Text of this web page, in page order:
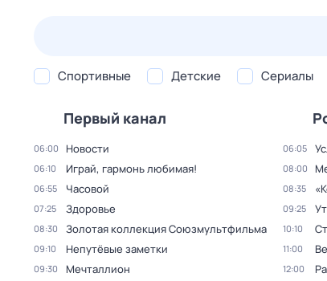
Спортивные Детские Сериалы
Первый канал
06:00 Новости
06:10 Играй, гармонь любимая!
06:55 Часовой
07:25 Здоровье
08:30 Золотая коллекция Союзмультфильма
09:10 Непутёвые заметки
09:30 Мечталлион
06:05
08:00
08:35
09:25
10:10
11:00
12:00